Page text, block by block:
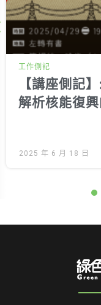
工作側記
【講座側記
解析核能復興
2025 年 6 月 18 日